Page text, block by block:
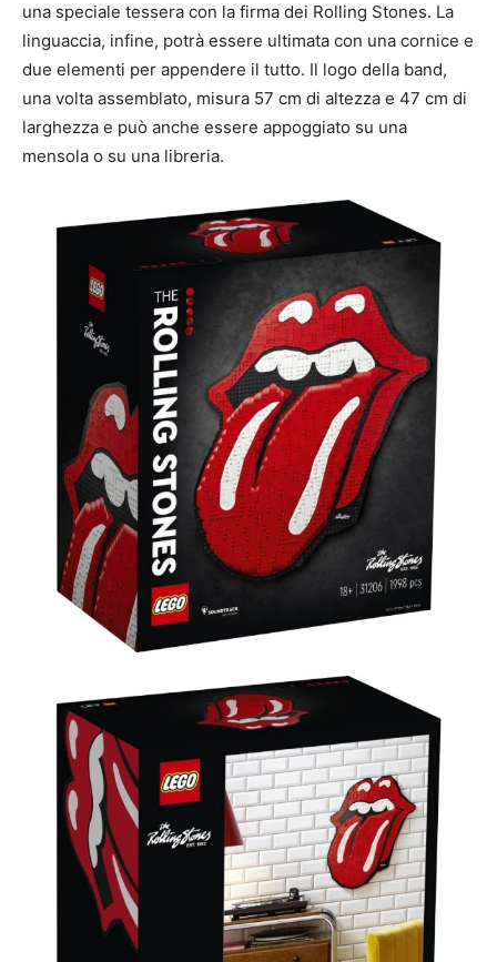
una speciale tessera con la firma dei Rolling Stones. La
linguaccia, infine, potrà essere ultimata con una cornice e
due elementi per appendere il tutto. Il logo della band,
una volta assemblato, misura 57 cm di altezza e 47 cm di
larghezza e può anche essere appoggiato su una
mensola o su una libreria.